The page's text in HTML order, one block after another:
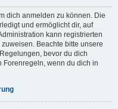
dich anmelden zu können. Die
und ermöglicht dir, auf
kann registrierten
Beachte bitte unsere
bevor du dich
Forenregeln, wenn du dich in